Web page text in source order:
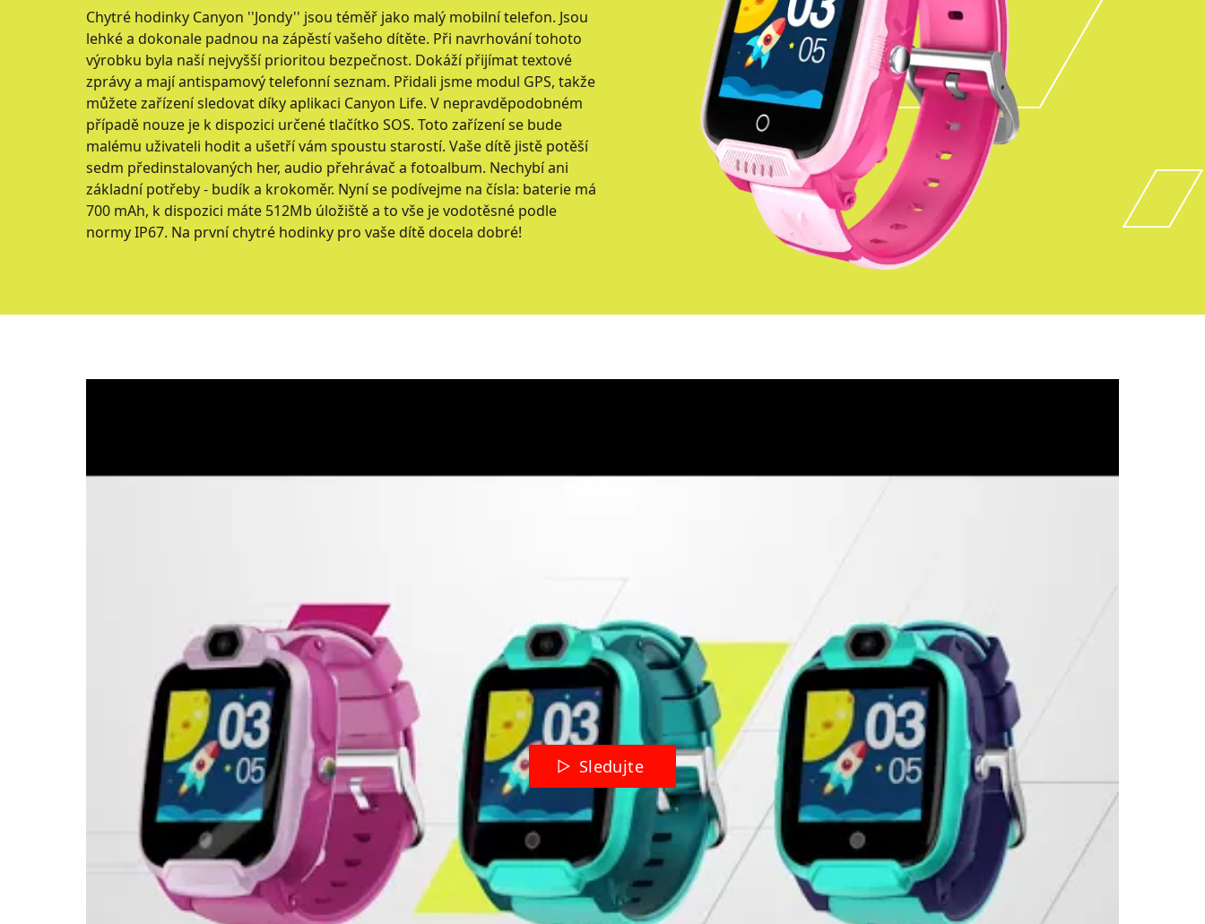
Chytré hodinky Canyon ''Jondy'' jsou téměř jako malý mobilní telefon. Jsou
lehké a dokonale padnou na zápěstí vašeho dítěte. Při navrhování tohoto
výrobku byla naší nejvyšší prioritou bezpečnost. Dokáží přijímat textové
zprávy a mají antispamový telefonní seznam. Přidali jsme modul GPS, takže
můžete zařízení sledovat díky aplikaci Canyon Life. V nepravděpodobném
případě nouze je k dispozici určené tlačítko SOS. Toto zařízení se bude
malému uživateli hodit a ušetří vám spoustu starostí. Vaše dítě jistě potěší
sedm předinstalovaných her, audio přehrávač a fotoalbum. Nechybí ani
základní potřeby - budík a krokoměr. Nyní se podívejme na čísla: baterie má
700 mAh, k dispozici máte 512Mb úložiště a to vše je vodotěsné podle
normy IP67. Na první chytré hodinky pro vaše dítě docela dobré!
Sledujte